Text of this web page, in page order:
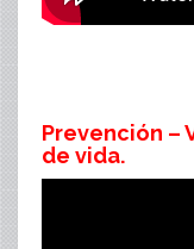
Prevención –
de vida.